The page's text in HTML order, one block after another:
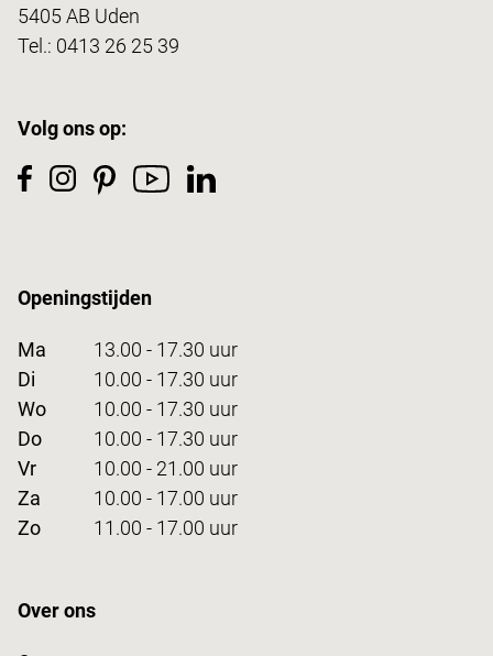
5405 AB Uden
Tel.: 0413 26 25 39
Volg ons op:
Openingstijden
Ma
13.00 - 17.30 uur
Di
10.00 - 17.30 uur
Wo
10.00 - 17.30 uur
Do
10.00 - 17.30 uur
Vr
10.00 - 21.00 uur
Za
10.00 - 17.00 uur
Zo
11.00 - 17.00 uur
Over ons